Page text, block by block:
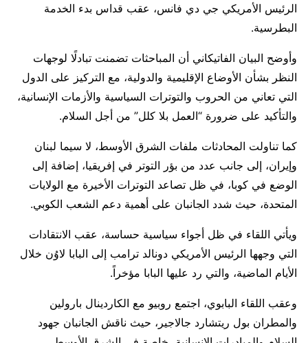
الرئيس الأمريكي جي دي فانس، عقب قداس بدء الخدمة
البطرسية.
وأوضح البيان الفاتيكاني أن المباحثات تضمنت تبادلًا لوجهات
النظر بشأن الأوضاع الإقليمية والدولية، مع التركيز على الدول
التي تعاني من الحروب والتوترات السياسية والأزمات الإنسانية،
والتأكيد على ضرورة “العمل بلا كلل” من أجل السلام.
كما تناولت المحادثات ملفات الشرق الأوسط، لا سيما لبنان
وإيران، إلى جانب عدد من بؤر التوتر في إفريقيا، إضافة إلى
الوضع في كوبا، في ظل تصاعد التوترات الأخيرة مع الولايات
المتحدة، حيث شدد الجانبان على أهمية دعم الشعب الكوبي.
ويأتي اللقاء في ظل أجواء سياسية حساسة، عقب الانتقادات
التي وجهها الرئيس الأمريكي دونالد ترامب إلى البابا لاوُن خلال
الأيام الماضية، والتي رد عليها البابا مؤخراً.
وعقب اللقاء البابوي، اجتمع روبيو مع الكاردينال بارولين
والمطران بول ريتشارد جالاجير، حيث ناقش الجانبان جهود